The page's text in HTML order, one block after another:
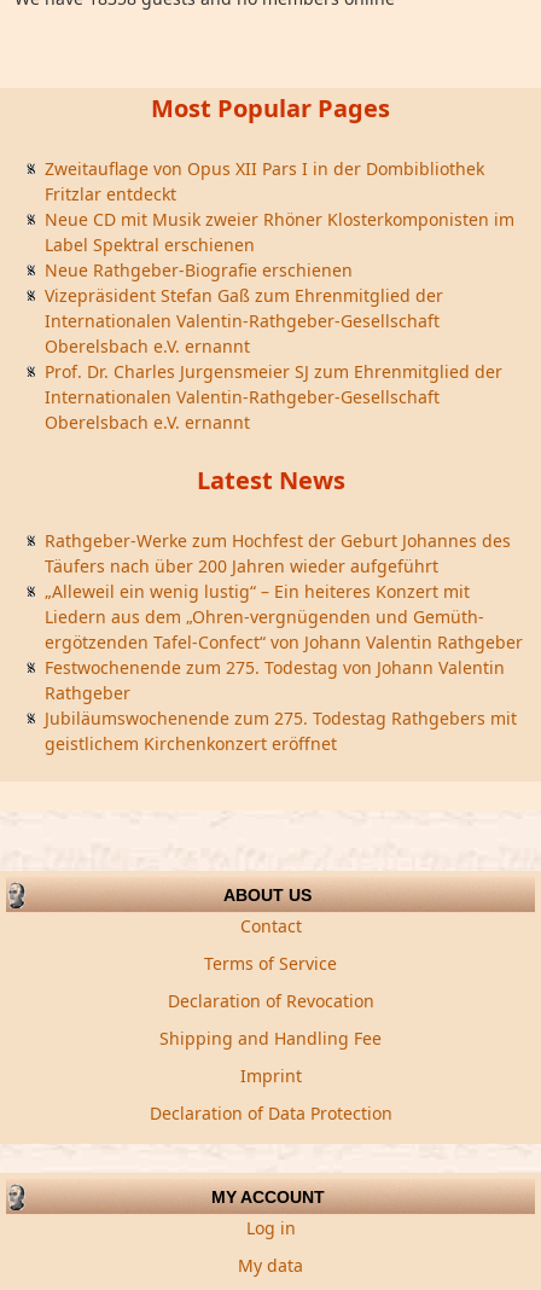
Most Popular Pages
Zweitauflage von Opus XII Pars I in der Dombibliothek
Fritzlar entdeckt
Neue CD mit Musik zweier Rhöner Klosterkomponisten im
Label Spektral erschienen
Neue Rathgeber-Biografie erschienen
Vizepräsident Stefan Gaß zum Ehrenmitglied der
Internationalen Valentin-Rathgeber-Gesellschaft
Oberelsbach e.V. ernannt
Prof. Dr. Charles Jurgensmeier SJ zum Ehrenmitglied der
Internationalen Valentin-Rathgeber-Gesellschaft
Oberelsbach e.V. ernannt
Latest News
Rathgeber-Werke zum Hochfest der Geburt Johannes des
Täufers nach über 200 Jahren wieder aufgeführt
„Alleweil ein wenig lustig“ – Ein heiteres Konzert mit
Liedern aus dem „Ohren-vergnügenden und Gemüth-
ergötzenden Tafel-Confect“ von Johann Valentin Rathgeber
Festwochenende zum 275. Todestag von Johann Valentin
Rathgeber
Jubiläumswochenende zum 275. Todestag Rathgebers mit
geistlichem Kirchenkonzert eröffnet
ABOUT US
Contact
Terms of Service
Declaration of Revocation
Shipping and Handling Fee
Imprint
Declaration of Data Protection
MY ACCOUNT
Log in
My data